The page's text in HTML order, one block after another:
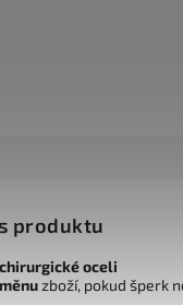
produktu
oceli
zboží, pokud šperk